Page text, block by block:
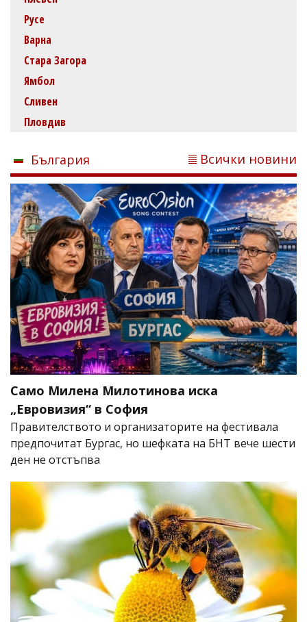
Русе
Варна
Стара Загора
Ямбол
Сливен
Пловдив
България Всички новини
Само Милена Милотинова иска
„Евровизия“ в София
Правителството и организаторите на фестивала
предпочитат Бургас, но шефката на БНТ вече шести
ден не отстъпва